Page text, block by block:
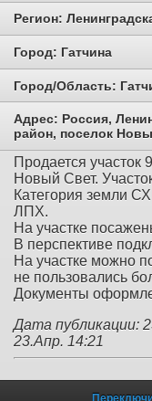
Регион:
Город: Гатчина
Город/Область:
Адрес: Россия,
район, поселок
Продается участок
Новый Свет.
Категория земли
ЛПХ.
На участке
В перспективе
На участке можно
не пользовались
Документы
Дата публикации:
23.Апр. 14:21